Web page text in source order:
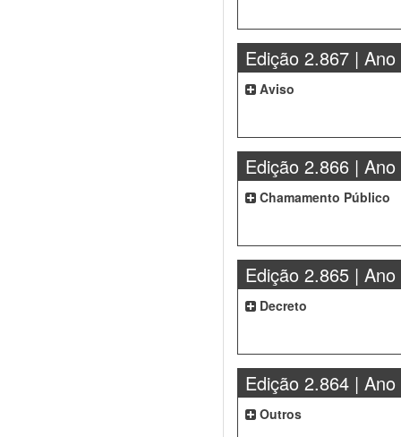
Edição 2.867 | Ano
Aviso
Edição 2.866 | Ano
Chamamento Público
Edição 2.865 | Ano
Decreto
Edição 2.864 | Ano
Outros